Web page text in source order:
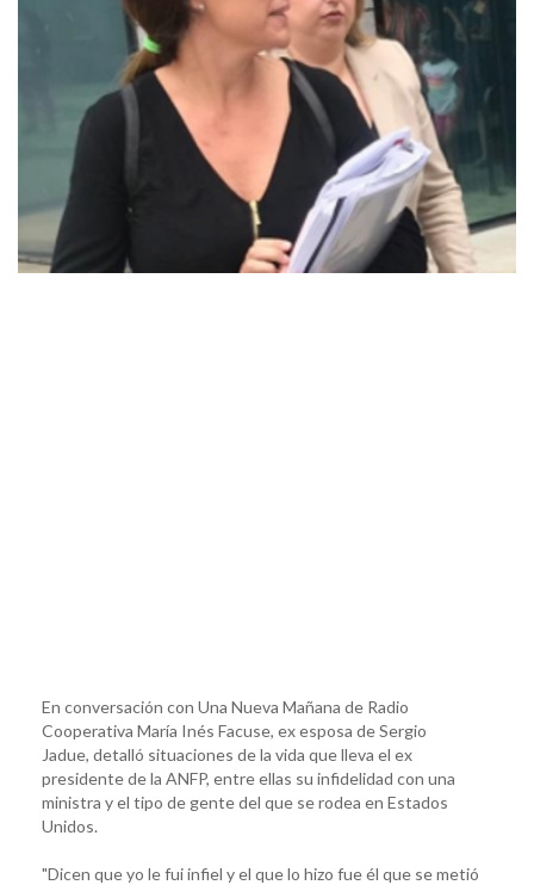
En conversación con Una Nueva Mañana de Radio
Cooperativa María Inés Facuse, ex esposa de Sergio
Jadue, detalló situaciones de la vida que lleva el ex
presidente de la ANFP, entre ellas su infidelidad con una
ministra y el tipo de gente del que se rodea en Estados
Unidos.
"Dicen que yo le fui infiel y el que lo hizo fue él que se metió